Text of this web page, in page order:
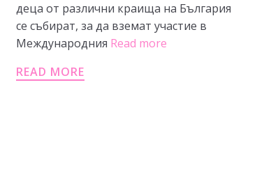
деца от различни краища на България
се събират, за да вземат участие в
Международния Read more
READ MORE